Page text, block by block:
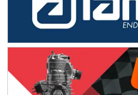
08/09-AGO
IAME SERIES ARGENTINA 6
Baradero (Buenos Aires)
Ciudad de Trenque Lauquen (Asfalto)
Trenque Lauquen (Buenos Aires)